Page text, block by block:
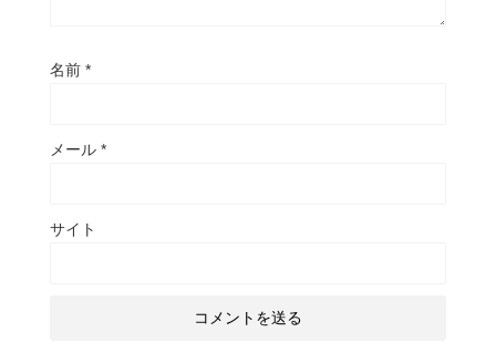
名前 *
メール *
サイト